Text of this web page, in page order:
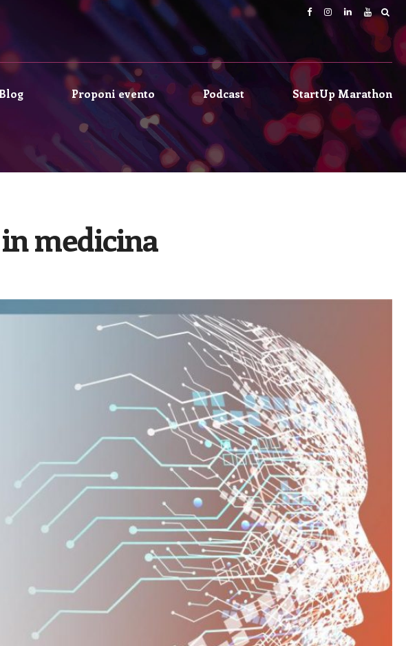
Blog Proponi evento Podcast StartUp Marathon
medicina